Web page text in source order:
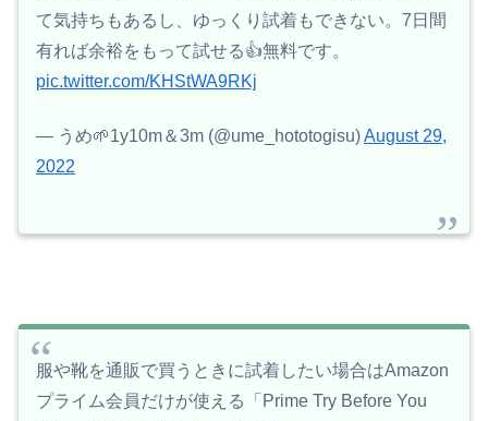
て気持ちもあるし、ゆっくり試着もできない。7日間
有れば余裕をもって試せる👍無料です。
pic.twitter.com/KHStWA9RKj
— うめ🌱1y10m＆3m (@ume_hototogisu)August 29,
2022
服や靴を通販で買うときに試着したい場合はAmazon
プライム会員だけが使える「Prime Try Before You